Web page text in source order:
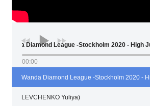
Wanda Diamond League -Stockholm 2020
00:00
LEVCHENKO Yuliya)